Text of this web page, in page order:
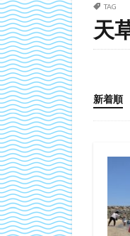
TAG
天
新着順